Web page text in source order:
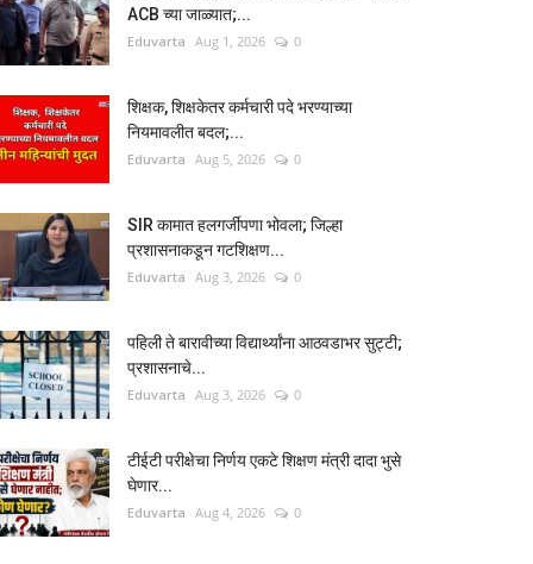
ACB च्या जाळ्यात;...
Eduvarta Aug 1, 2026 0
शिक्षक, शिक्षकेतर कर्मचारी पदे भरण्याच्या
नियमावलीत बदल;...
Eduvarta Aug 5, 2026 0
SIR कामात हलगर्जीपणा भोवला; जिल्हा
प्रशासनाकडून गटशिक्षण...
Eduvarta Aug 3, 2026 0
पहिली ते बारावीच्या विद्यार्थ्यांना आठवडाभर सुट्टी;
प्रशासनाचे...
Eduvarta Aug 3, 2026 0
टीईटी परीक्षेचा निर्णय एकटे शिक्षण मंत्री दादा भुसे
घेणार...
Eduvarta Aug 4, 2026 0